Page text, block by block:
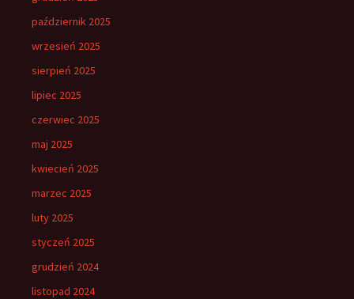
październik 2025
wrzesień 2025
sierpień 2025
lipiec 2025
czerwiec 2025
maj 2025
kwiecień 2025
marzec 2025
luty 2025
styczeń 2025
grudzień 2024
listopad 2024